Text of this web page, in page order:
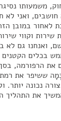
משמעותו
חושבים, ואני
לאחור במובן
שירות וקווי
ואנחנו גם לא
בכלים הקטנים
את הרפורמה,
ששיפר את רמת
נכונה יותר.
את